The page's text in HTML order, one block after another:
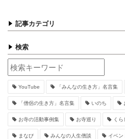
記事カテゴリ
検索
YouTube 「みんなの生き方」名言集
「僧侶の生き方」名言集 いのち
お寺の活動事例集 お寺巡り く
まなび みんなの人生僧談 イベン